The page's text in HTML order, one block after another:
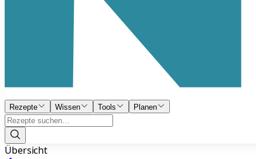
Rezepte Wissen Tools Planen
Übersicht